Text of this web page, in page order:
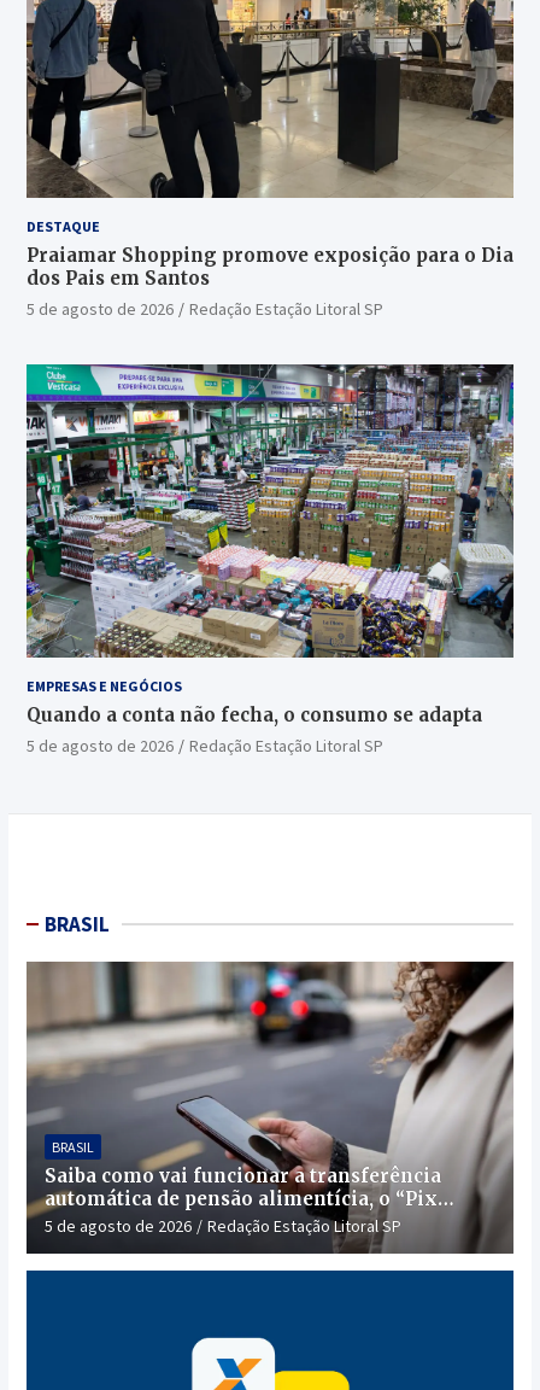
DESTAQUE
Praiamar Shopping promove exposição para o Dia
dos Pais em Santos
5 de agosto de 2026 Redação Estação Litoral SP
EMPRESAS E NEGÓCIOS
Quando a conta não fecha, o consumo se adapta
5 de agosto de 2026 Redação Estação Litoral SP
BRASIL
BRASIL
Saiba como vai funcionar a transferência
automática de pensão alimentícia, o “Pix
Pensão”
5 de agosto de 2026 Redação Estação Litoral SP